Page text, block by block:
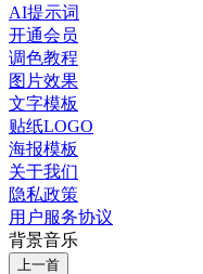
AI提示词
开通会员
调色教程
图片效果
文字模板
贴纸LOGO
海报模板
关于我们
隐私政策
用户服务协议
背景音乐
上一首